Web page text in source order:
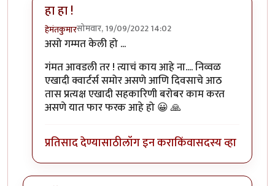
हा हा !
हेमंतकुमारसोमवार, 19/09/2022 14:02
In reply toआणि मुख्य म्हणजे हे ठिकाण
असो गम्मत केली हो ...
गंमत आवडली तर ! त्याचं काय आहे ना.... निव्वळ
एखादी क्वार्टर्स समोर असणे आणि दिवसाचे आठ
तास प्रत्यक्ष एखादी सहकारिणी बरोबर काम करत
असणे यात फार फरक आहे हो 😀 🙏
प्रतिसाद देण्यासाठीलॉग इन कराकिंवासदस्य व्हा